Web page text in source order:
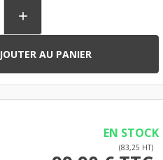

AU PANIER
EN STOCK
(83,25 HT)